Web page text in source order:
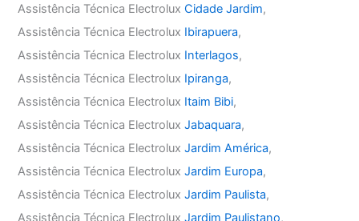
Assistência Técnica ElectroluxCidade Jardim,
Assistência Técnica Electrolux Ibirapuera,
Assistência Técnica Electrolux Interlagos,
Assistência Técnica Electrolux Ipiranga,
Assistência Técnica Electrolux Itaim Bibi,
Assistência Técnica ElectroluxJabaquara,
Assistência Técnica ElectroluxJardim América,
Assistência Técnica ElectroluxJardim Europa,
Assistência Técnica ElectroluxJardim Paulista,
Assistência Técnica ElectroluxJardim Paulistano,